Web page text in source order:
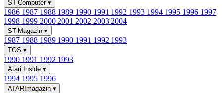
ST-Computer ▾
1986 1987 1988 1989 1990 1991 1992 1993 1994 1995 1996 1997
1998 1999 2000 2001 2002 2003 2004
ST-Magazin ▾
1987 1988 1989 1990 1991 1992 1993
TOS ▾
1990 1991 1992 1993
Atari Inside ▾
1994 1995 1996
ATARImagazin ▾